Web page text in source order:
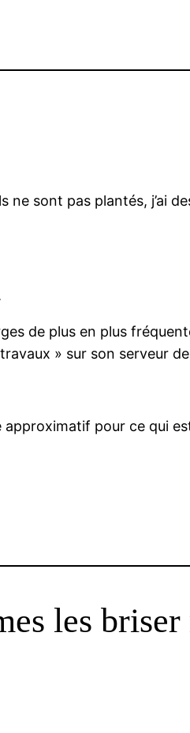
sont pas plantés, j’ai
de plus en plus
» sur son serveur de
approximatif pour ce qui
les briser